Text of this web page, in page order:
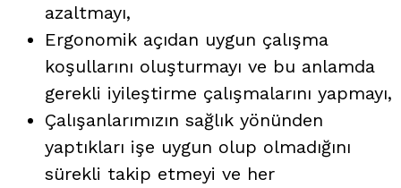
azaltmayı,
Ergonomik açıdan uygun çalışma
koşullarını oluşturmayı ve bu anlamda
gerekli iyileştirme çalışmalarını yapmayı,
Çalışanlarımızın sağlık yönünden
yaptıkları işe uygun olup olmadığını
sürekli takip etmeyi ve her